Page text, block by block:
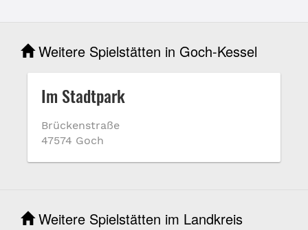
Weitere Spielstätten in Goch-Kessel
Im Stadtpark
Brückenstraße
47574 Goch
Weitere Spielstätten im Landkreis